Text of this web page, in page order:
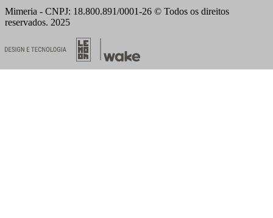
Mimeria - CNPJ: 18.800.891/0001-26 © Todos os direitos
reservados. 2025